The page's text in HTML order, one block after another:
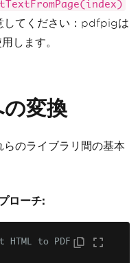
してください：pdfpigは
します。
変換
のライブラリ間の基本
ローチ:
to PDF